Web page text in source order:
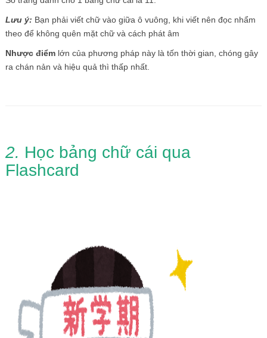
Lưu ý: Bạn phải viết chữ vào giữa ô vuông, khi viết nên đọc nhẩm
theo để không quên mặt chữ và cách phát âm
Nhược điểmlớn của phương pháp này là tốn thời gian, chóng gây
ra chán nản và hiệu quả thì thấp nhất.
2. Học bảng chữ cái qua
Flashcard